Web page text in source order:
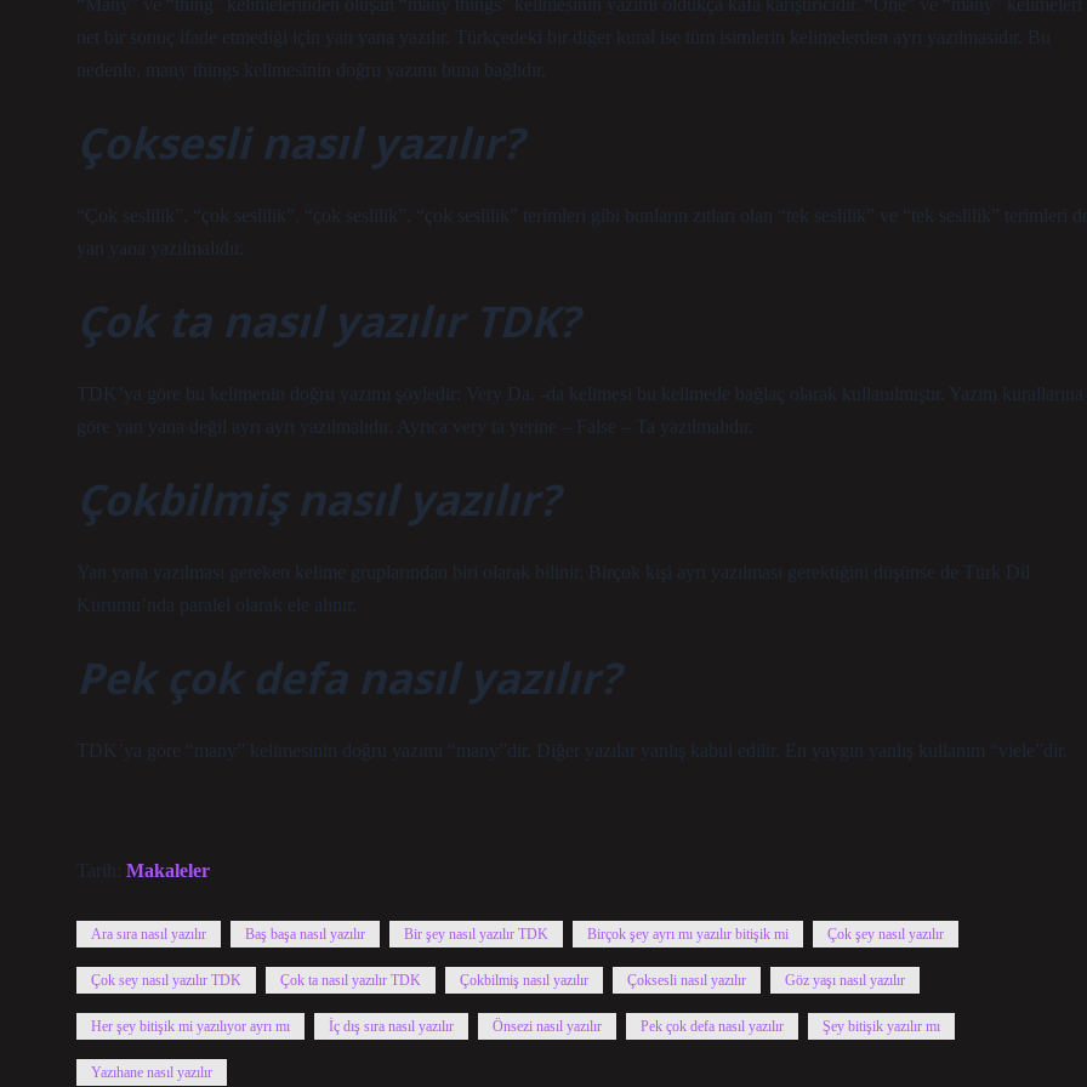
“Many” ve “thing” kelimelerinden oluşan “many things” kelimesinin yazımı oldukça kafa karıştırıcıdır. “One” ve “many” kelimeleri
net bir sonuç ifade etmediği için yan yana yazılır. Türkçedeki bir diğer kural ise tüm isimlerin kelimelerden ayrı yazılmasıdır. Bu
nedenle, many things kelimesinin doğru yazımı buna bağlıdır.
Çoksesli nasıl yazılır?
“Çok seslilik”, “çok seslilik”, “çok seslilik”, “çok seslilik” terimleri gibi bunların zıtları olan “tek seslilik” ve “tek seslilik” terimleri
yan yana yazılmalıdır.
Çok ta nasıl yazılır TDK?
TDK’ya göre bu kelimenin doğru yazımı şöyledir: Very Da. -da kelimesi bu kelimede bağlaç olarak kullanılmıştır. Yazım kurallarına
göre yan yana değil ayrı ayrı yazılmalıdır. Ayrıca very ta yerine – False – Ta yazılmalıdır.
Çokbilmiş nasıl yazılır?
Yan yana yazılması gereken kelime gruplarından biri olarak bilinir. Birçok kişi ayrı yazılması gerektiğini düşünse de Türk Dil
Kurumu’nda paralel olarak ele alınır.
Pek çok defa nasıl yazılır?
TDK’ya göre “many” kelimesinin doğru yazımı “many”dir. Diğer yazılar yanlış kabul edilir. En yaygın yanlış kullanım “viele”dir.
Tarih: Makaleler
Ara sıra nasıl yazılır Baş başa nasıl yazılır Bir şey nasıl yazılır TDK Birçok şey ayrı mı yazılır bitişik mi Çok şey nasıl yazılır
Çok sey nasıl yazılır TDK Çok ta nasıl yazılır TDK Çokbilmiş nasıl yazılır Çoksesli nasıl yazılır Göz yaşı nasıl yazılır
Her şey bitişik mi yazılıyor ayrı mı İç dış sıra nasıl yazılır Önsezi nasıl yazılır Pek çok defa nasıl yazılır Şey bitişik yazılır mı
Yazıhane nasıl yazılır